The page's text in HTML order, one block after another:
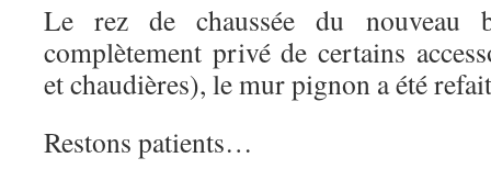
Le rez de chaussée du nouveau
complètement privé de certains
et chaudières), le mur pignon a été
Restons patients…